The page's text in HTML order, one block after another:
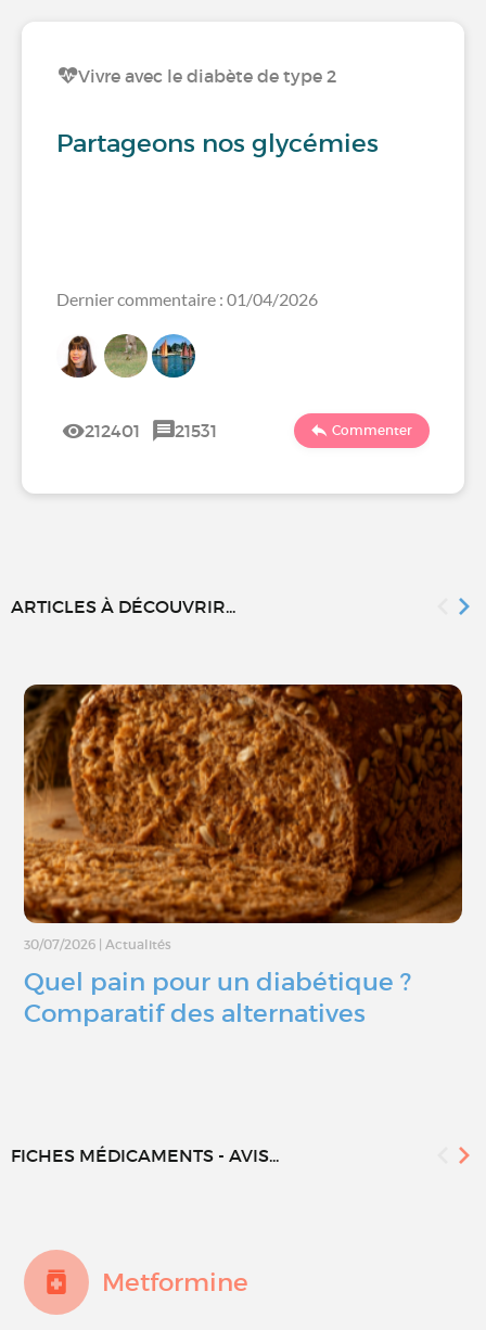
Vivre avec le diabète de type 2
Partageons nos glycémies
Dernier commentaire : 01/04/2026
212401 21531 Commenter
ARTICLES À DÉCOUVRIR...
30/07/2026 Actualités
Quel pain pour un diabétique ?
Comparatif des alternatives
FICHES MÉDICAMENTS - AVIS...
Metformine